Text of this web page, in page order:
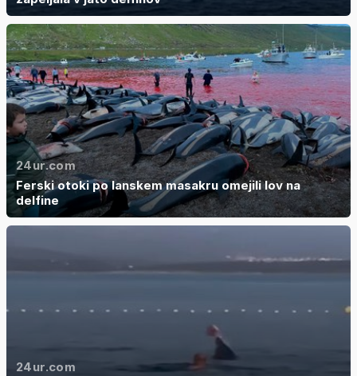
24ur.com
Ferski otoki po lanskem masakru omejili lov na
delfine
24ur.com